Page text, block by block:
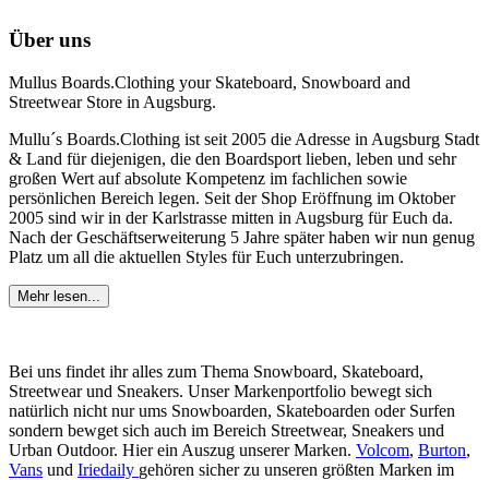
Über uns
Mullus Boards.Clothing your Skateboard, Snowboard and
Streetwear Store in Augsburg.
Mullu´s Boards.Clothing ist seit 2005 die Adresse in Augsburg Stadt
& Land für diejenigen, die den Boardsport lieben, leben und sehr
großen Wert auf absolute Kompetenz im fachlichen sowie
persönlichen Bereich legen. Seit der Shop Eröffnung im Oktober
2005 sind wir in der Karlstrasse mitten in Augsburg für Euch da.
Nach der Geschäftserweiterung 5 Jahre später haben wir nun genug
Platz um all die aktuellen Styles für Euch unterzubringen.
Mehr lesen...
Bei uns findet ihr alles zum Thema Snowboard, Skateboard,
Streetwear und Sneakers. Unser Markenportfolio bewegt sich
natürlich nicht nur ums Snowboarden, Skateboarden oder Surfen
sondern bewget sich auch im Bereich Streetwear, Sneakers und
Urban Outdoor. Hier ein Auszug unserer Marken. Volcom, Burton,
Vans und Iriedaily gehören sicher zu unseren größten Marken im